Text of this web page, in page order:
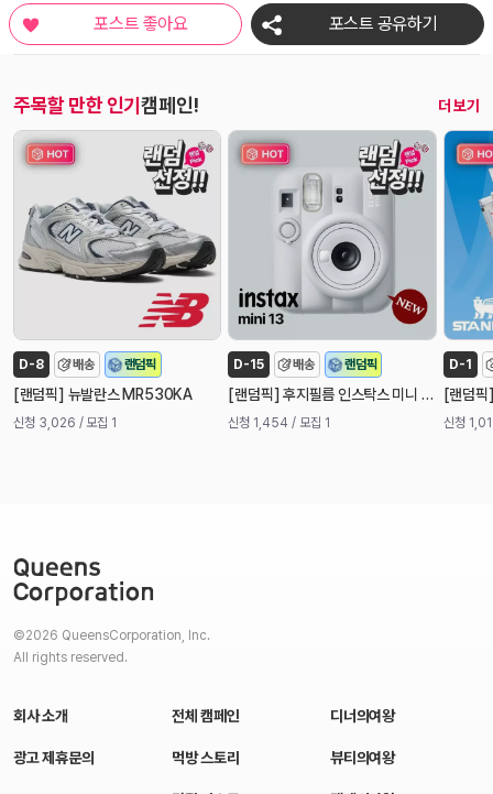
포스트 좋아요 포스트 공유하기
주목할 만한 인기캠페인!
오
늘
로
더 보기
D-8 배송 랜덤픽
[랜덤픽 ] 뉴발란스 MR530KA
신청 3,026 / 모집 1
D-15 배송 랜덤픽
[랜덤픽] 후지필름 인스탁스 미니 13 즉석 카메라 (신제품)
신청 1,454 / 모집 1
D-1
[랜덤픽
신청
©2026 QueensCorporation, Inc.
All rights reserved.
회사 소개
광고 제휴문의
전체 캠페인
먹방 스토리
디너의여왕
뷰티의여왕